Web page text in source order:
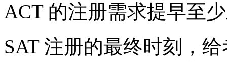
ACT 的注册需求提早至
SAT 注册的最终时刻，